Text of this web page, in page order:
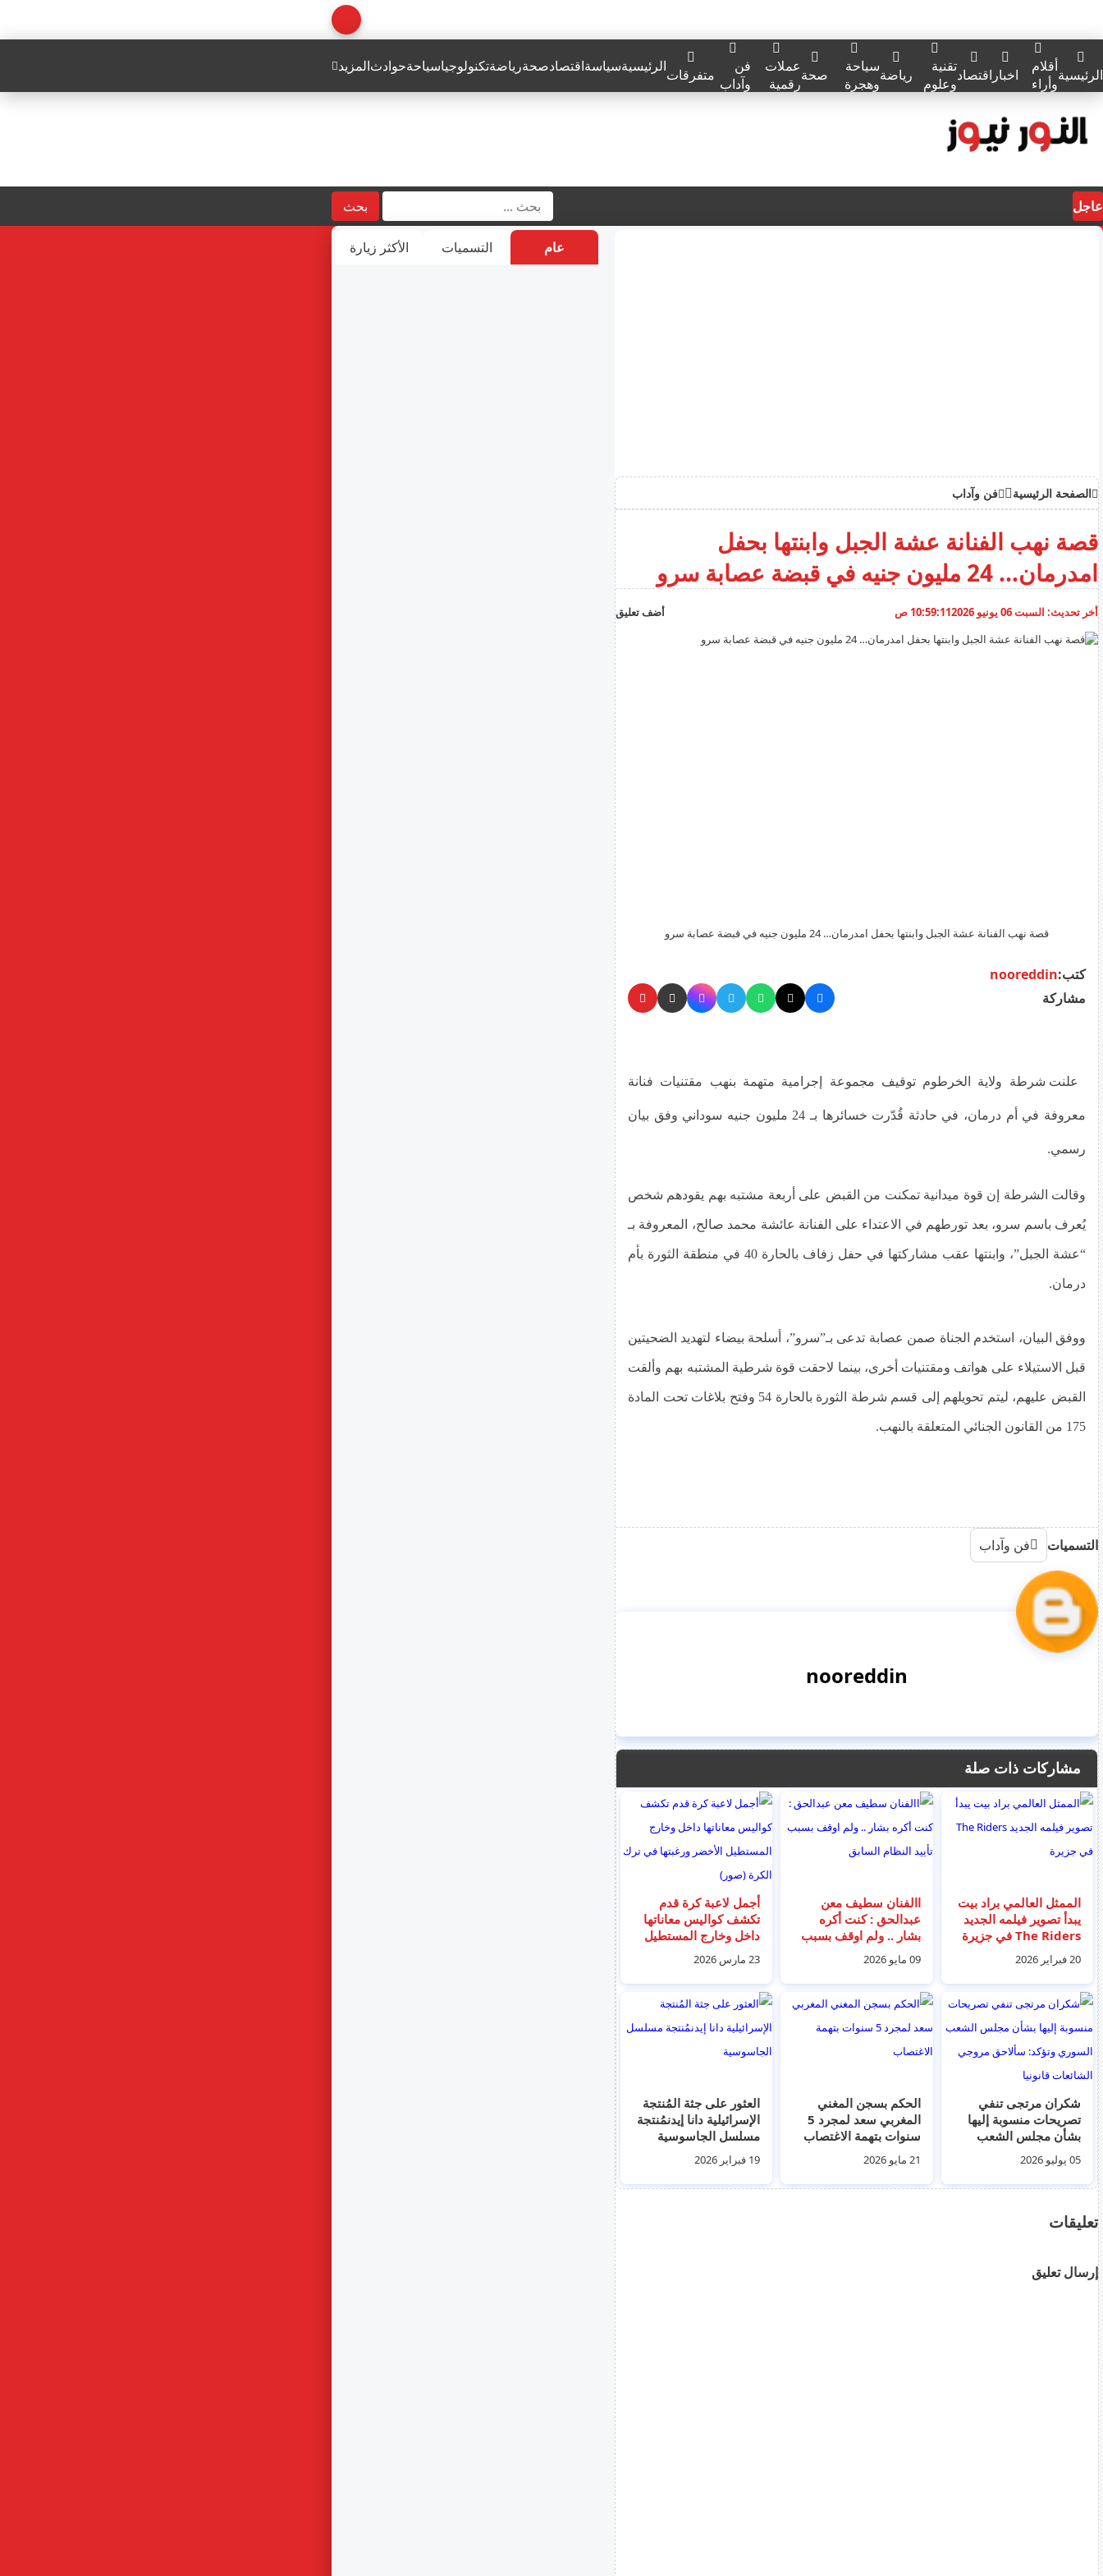
الرئيسيةأقلام
وأراء
اخبار اقتصادتقنية
وعلوم
رياضةسياحة
وهجرة
صحةعملات
رقمية
فن
وآداب متفرقاتالرئيسيةسياسةاقتصادصحةرياضةتكنولوجياسياحةحوادثالمزيد
عاجل بحث
الصفحة الرئيسية فن وآداب
قصة نهب الفنانة عشة الجبل وابنتها بحفل
امدرمان… 24 مليون جنيه في قبضة عصابة سرو
أخر تحديث: السبت 06 يونيو 2026 10:59:11 ص أضف تعليق
قصة نهب الفنانة عشة الجبل وابنتها بحفل امدرمان… 24 مليون جنيه في قبضة عصابة سرو
كتب:nooreddin
مشاركة
علنت شرطة ولاية الخرطوم توقيف مجموعة إجرامية متهمة بنهب مقتنيات فنانة
معروفة في أم درمان، في حادثة قُدّرت خسائرها بـ 24 مليون جنيه سوداني وفق بيان
رسمي.
وقالت الشرطة إن قوة ميدانية تمكنت من القبض على أربعة مشتبه بهم يقودهم شخص
يُعرف باسم سرو، بعد تورطهم في الاعتداء على الفنانة عائشة محمد صالح، المعروفة بـ
“عشة الجبل”، وابنتها عقب مشاركتها في حفل زفاف بالحارة 40 في منطقة الثورة بأم
درمان.
ووفق البيان، استخدم الجناة صمن عصابة تدعى بـ”سرو”، أسلحة بيضاء لتهديد الضحيتين
قبل الاستيلاء على هواتف ومقتنيات أخرى، بينما لاحقت قوة شرطية المشتبه بهم وألقت
القبض عليهم، ليتم تحويلهم إلى قسم شرطة الثورة بالحارة 54 وفتح بلاغات تحت المادة
175 من القانون الجنائي المتعلقة بالنهب.
التسميات فن وآداب
nooreddin
مشاركات ذات صلة
الممثل العالمي براد بيت
يبدأ تصوير فيلمه الجديد
The Riders في جزيرة
"هيدرا" اليونانية20 فبراير 2026
االفنان سطيف معن
عبدالحق : كنت أكره
بشار .. ولم اوقف بسبب
تأييد النظام السابق09 مايو 2026
أجمل لاعبة كرة قدم
تكشف كواليس معاناتها
داخل وخارج المستطيل
الأخضر ورغبتها في ترك
الكرة (صور)
23 مارس 2026
شكران مرتجى تنفي
تصريحات منسوبة إليها
بشأن مجلس الشعب
السوري وتؤكد: سألاحق
مروجي الشائعات قانونيا
05 يوليو 2026
الحكم بسجن المغني
المغربي سعد لمجرد 5
سنوات بتهمة الاغتصاب
21 مايو 2026
العثور على جثة المُنتجة
الإسرائيلية دانا إيدنمُنتجة
مسلسل الجاسوسية
"طهران"، ميتة في
غرفتها بفندق في
العاصمة اليونانية أثينا
19 فبراير 2026
تعليقات
إرسال تعليق
عام التسميات الأكثر زيارة